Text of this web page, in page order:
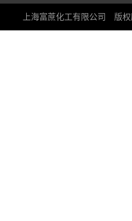
上海富蔗化工有限公司 版